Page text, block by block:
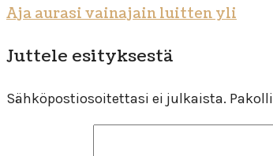
Aja aurasi vainajain luitten yli
Juttele esityksestä
Sähköpostiosoitettasi ei julkaista.